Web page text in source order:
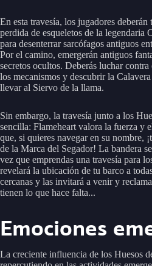
En esta travesía, los jugadores
perdida de esqueletos de la legendaria
para desenterrar sarcófagos antiguos
Por el camino, emergerán antiguos
secretos ocultos. Deberás luchar
los mecanismos y descubrir la
llevar al Siervo de la llama.
Sin embargo, la travesía junto a los
sencilla: Flameheart valora la fuerza y
que, si quieres navegar en su nombre,
de la Marca del Segador! La bandera
vez que emprendas una travesía para
revelará la ubicación de tu barco a
cercanas y las invitará a venir y
tienen lo que hace falta...
Emociones
La creciente influencia de los Huesos